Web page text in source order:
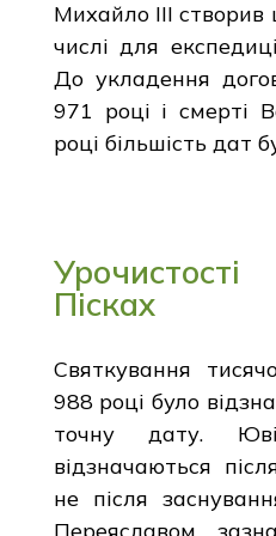
Михайло III створив
числі для
До укладення
971 році і смерті
році більшість дат
Пісках
Святкування
988 році було
точну дату.
відзначаються
не після
Переяславом,